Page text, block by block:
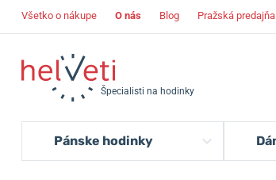
Všetko o nákupe O nás Blog Pražská predajňa
Špecialisti na hodinky
Pánske hodinky